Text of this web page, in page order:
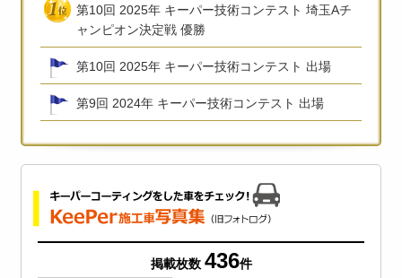
第10回 2025年 キーパー技術コンテスト 埼玉Aチ
ャンピオン決定戦 優勝
第10回 2025年 キーパー技術コンテスト 出場
第9回 2024年 キーパー技術コンテスト 出場
掲載枚数 436件